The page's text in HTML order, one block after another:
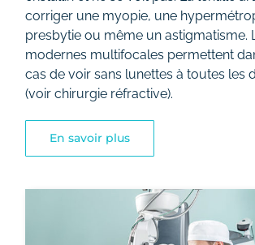
corriger une myopie, une
presbytie ou même un astigmatisme.
modernes multifocales permettent
cas de voir sans lunettes à toutes les
(voir chirurgie réfractive).
En savoir plus